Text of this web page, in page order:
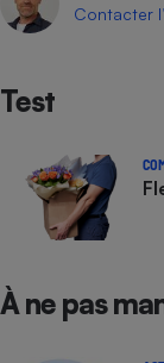
Contacter
Test
À ne pas